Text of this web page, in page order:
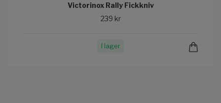
Victorinox Rally Fickkniv
239 kr
I lager